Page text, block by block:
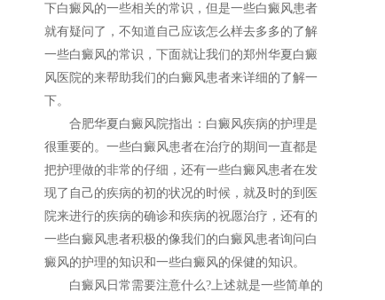
下白癜风的一些相关的常识，但是一些白癜风患者
就有疑问了，不知道自己应该怎么样去多多的了解
一些白癜风的常识，下面就让我们的郑州华夏白癜
风医院的来帮助我们的白癜风患者来详细的了解一
下。
合肥华夏白癜风院指出：白癜风疾病的护理是
很重要的。一些白癜风患者在治疗的期间一直都是
把护理做的非常的仔细，还有一些白癜风患者在发
现了自己的疾病的初的状况的时候，就及时的到医
院来进行的疾病的确诊和疾病的祝愿治疗，还有的
一些白癜风患者积极的像我们的白癜风患者询问白
癜风的护理的知识和一些白癜风的保健的知识。
白癜风日常需要注意什么?上述就是一些简单的